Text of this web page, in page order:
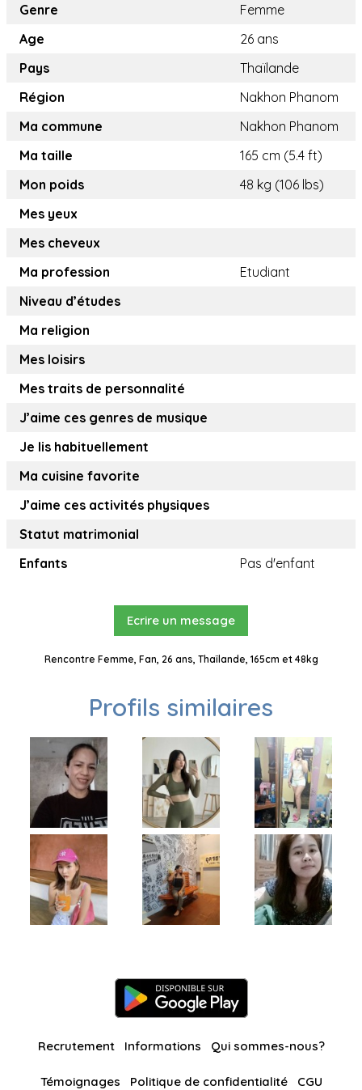
Genre
Femme
Age
26 ans
Pays
Thaïlande
Région
Nakhon Phanom
Ma commune
Nakhon Phanom
Ma taille
165 cm (5.4 ft)
Mon poids
48 kg (106 lbs)
Mes yeux
Mes cheveux
Ma profession
Etudiant
Niveau d’études
Ma religion
Mes loisirs
Mes traits de personnalité
J’aime ces genres de musique
Je lis habituellement
Ma cuisine favorite
J’aime ces activités physiques
Statut matrimonial
Enfants
Pas d'enfant
Ecrire un message
Rencontre Femme, Fan, 26 ans, Thaïlande, 165cm et 48kg
Profils similaires
Recrutement Informations Qui sommes-nous?
Témoignages Politique de confidentialité CGU